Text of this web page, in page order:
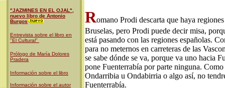
"JAZMINES EN EL OJAL",
nuevo libro de Antonio
Burgos
Entrevista sobre el libro en
"El Cultural"
Prólogo de María Dolores
Pradera
Información sobre el libro
Información sobre el autor
Romano Prodi descarta que haya
Bruselas, pero Prodi puede decir misa,
está pasando con las regiones españolas.
para no meternos en carreteras de las
se sabe dónde se va, porque va uno hacia
pone Fuenterrabía por parte ninguna.
Ondarribia u Ondabirria o algo así, no
Fuenterrabía.